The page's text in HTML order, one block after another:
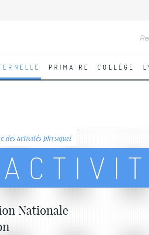
PRIMAIRE COLLÈGE
des activités physiques
Nationale